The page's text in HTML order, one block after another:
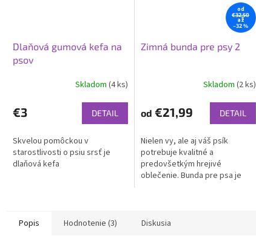
Dlaňová gumová kefa na
psov
Skladom (4 ks)
€3 DETAIL
Skvelou pomôckou v
starostlivosti o psiu srsť je
dlaňová kefa
od
€32,50
až
–32 %
Zimná bunda pre psy 2
produktu
je
z
5
hviezdičiek.
Skladom (2 ks)
od €21,99 DETAIL
Nielen vy, ale aj váš psík
potrebuje kvalitné a
predovšetkým hrejivé
oblečenie. Bunda pre psa je
náchylní...
Popis Hodnotenie (3) Diskusia